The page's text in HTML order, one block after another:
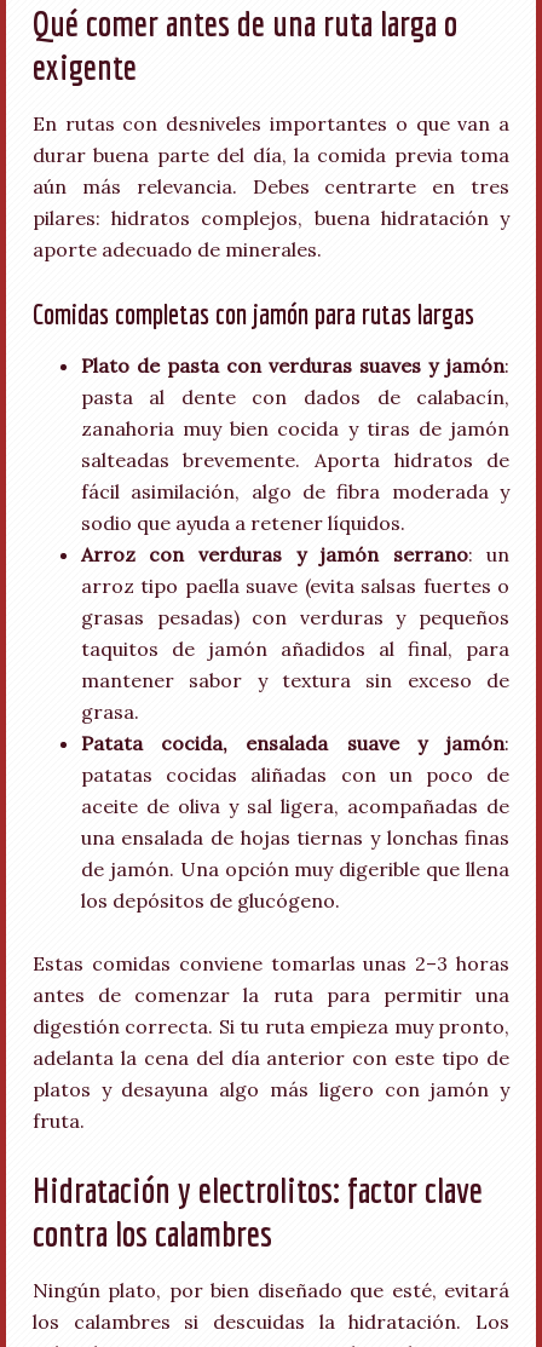
Qué comer antes de una ruta larga o
exigente
En rutas con desniveles importantes o que van a
durar buena parte del día, la comida previa toma
aún más relevancia. Debes centrarte en tres
pilares: hidratos complejos, buena hidratación y
aporte adecuado de minerales.
Comidas completas con jamón para rutas largas
Plato de pasta con verduras suaves y jamón:
pasta al dente con dados de calabacín,
zanahoria muy bien cocida y tiras de jamón
salteadas brevemente. Aporta hidratos de
fácil asimilación, algo de fibra moderada y
sodio que ayuda a retener líquidos.
Arroz con verduras y jamón serrano: un
arroz tipo paella suave (evita salsas fuertes o
grasas pesadas) con verduras y pequeños
taquitos de jamón añadidos al final, para
mantener sabor y textura sin exceso de
grasa.
Patata cocida, ensalada suave y jamón:
patatas cocidas aliñadas con un poco de
aceite de oliva y sal ligera, acompañadas de
una ensalada de hojas tiernas y lonchas finas
de jamón. Una opción muy digerible que llena
los depósitos de glucógeno.
Estas comidas conviene tomarlas unas 2–3 horas
antes de comenzar la ruta para permitir una
digestión correcta. Si tu ruta empieza muy pronto,
adelanta la cena del día anterior con este tipo de
platos y desayuna algo más ligero con jamón y
fruta.
Hidratación y electrolitos: factor clave
contra los calambres
Ningún plato, por bien diseñado que esté, evitará
los calambres si descuidas la hidratación. Los